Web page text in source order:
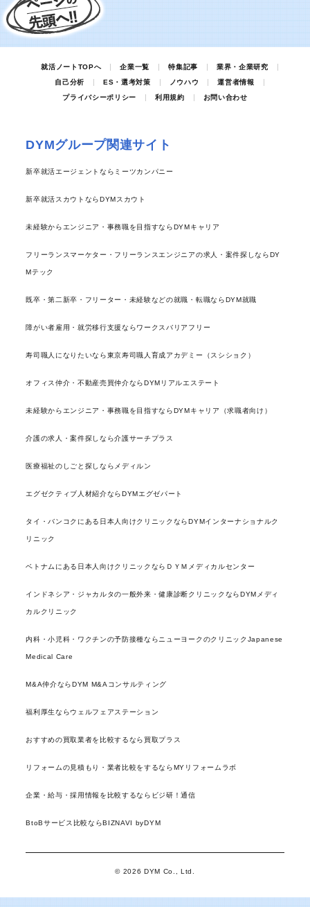
就活ノートTOPへ 企業一覧 特集記事
業界・企業研究
自己分析
ES・選考対策 ノウハウ
運営者情報
プライバシーポリシー
利用規約 お問い合わせ
DYMグループ関連サイト
新卒就活エージェントならミーツカンパニー
新卒就活スカウトならDYMスカウト
未経験からエンジニア・事務職を目指すならDYMキャリア
フリーランスマーケター・フリーランスエンジニアの求人・案件探しならDY
Mテック
既卒・第二新卒・フリーター・未経験などの就職・転職ならDYM就職
障がい者雇用・就労移行支援ならワークスバリアフリー
寿司職人になりたいなら東京寿司職人育成アカデミー（スシショク）
オフィス仲介・不動産売買仲介ならDYMリアルエステート
未経験からエンジニア・事務職を目指すならDYMキャリア（求職者向け）
介護の求人・案件探しなら介護サーチプラス
医療福祉のしごと探しならメディルン
エグゼクティブ人材紹介ならDYMエグゼパート
タイ・バンコクにある日本人向けクリニックならDYMインターナショナルク
リニック
ベトナムにある日本人向けクリニックならＤＹＭメディカルセンター
インドネシア・ジャカルタの一般外来・健康診断クリニックならDYMメディ
カルクリニック
内科・小児科・ワクチンの予防接種ならニューヨークのクリニックJapanese
Medical Care
M&A仲介ならDYM M&Aコンサルティング
福利厚生ならウェルフェアステーション
おすすめの買取業者を比較するなら買取プラス
リフォームの見積もり・業者比較をするならMYリフォームラボ
企業・給与・採用情報を比較するならビジ研！通信
BtoBサービス比較ならBIZNAVI byDYM
© 2026 DYM Co., Ltd.